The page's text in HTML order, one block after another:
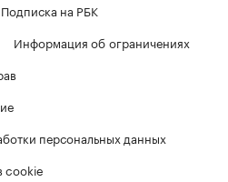
Подписка на РБК
Информация об ограничениях
персональных данных
cookie